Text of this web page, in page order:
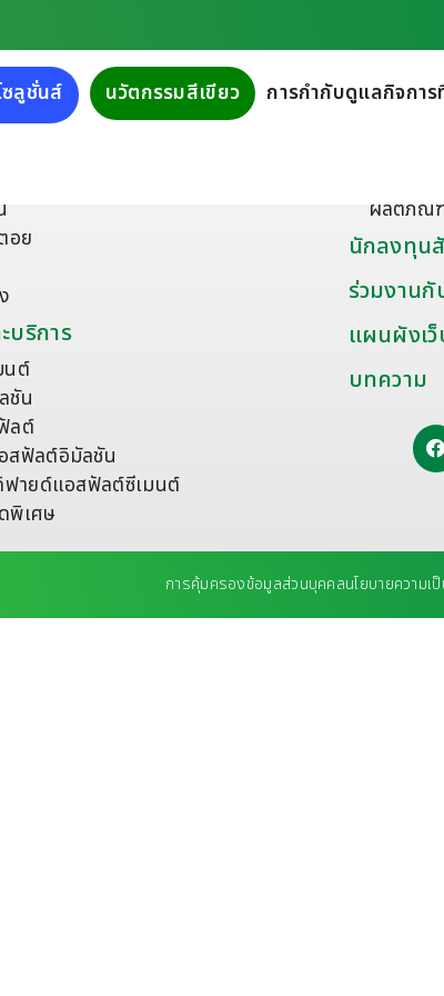
ซลูชั่นส์ นวัตกรรมสีเขียว การกำกับดูแลกิจกา
อย
ริการ
นต์
ชัน
ลต์
สฟัลต์อิมัลชัน
ฟายด์แอสฟัลต์ซีเมนต์
พิเศษ
ผลิตภัณฑ์
ผลิตภัณ
นักลงทุน
ร่วมงานกั
แผนผังเ
บทความ
การคุ้มครองข้อมูลส่วนบุคคลนโยบายความเ